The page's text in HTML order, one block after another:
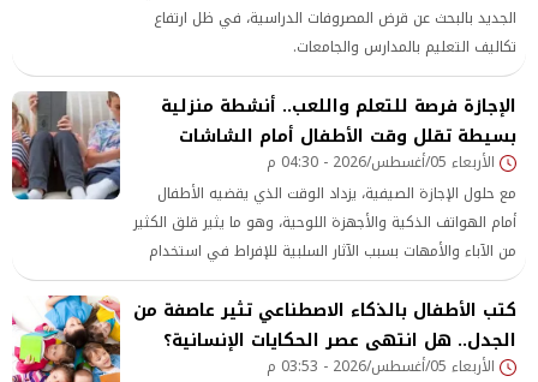
الجديد بالبحث عن قرض المصروفات الدراسية، في ظل ارتفاع
تكاليف التعليم بالمدارس والجامعات.
الإجازة فرصة للتعلم واللعب.. أنشطة منزلية
بسيطة تقلل وقت الأطفال أمام الشاشات
الأربعاء 05/أغسطس/2026 - 04:30 م
مع حلول الإجازة الصيفية، يزداد الوقت الذي يقضيه الأطفال
أمام الهواتف الذكية والأجهزة اللوحية، وهو ما يثير قلق الكثير
من الآباء والأمهات بسبب الآثار السلبية للإفراط في استخدام
الشاشات على الصحة البدنية والنفسية والتركيز. لذلك، يبحث
أولياء الأمور عن أنشطة منزلية ممتعة تجمع بين التسلية وتنمية
المهارات، دون الحاجة إلى تكاليف مرتفعة أو تجهيزات معقدة.
كتب الأطفال بالذكاء الاصطناعي تثير عاصفة من
الجدل.. هل انتهى عصر الحكايات الإنسانية؟
الأربعاء 05/أغسطس/2026 - 03:53 م